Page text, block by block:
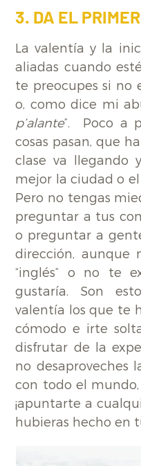
3. DA EL
La valentía y la
aliadas cuando
te preocupes si no
o, como dice mi
p’alante”. Poco a
cosas pasan, que
clase va llegando
mejor la ciudad o
Pero no tengas
preguntar a tus
o preguntar a
dirección,
“inglés” o no te
gustaría. Son
valentía los que te
cómodo e irte
disfrutar de la
no desaproveches
con todo el
¡apuntarte a
hubieras hecho en